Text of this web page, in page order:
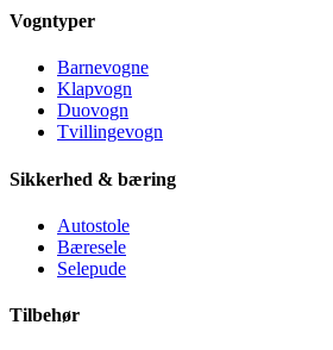
Vogntyper
Barnevogne
Klapvogn
Duovogn
Tvillingevogn
Sikkerhed & bæring
Autostole
Bæresele
Selepude
Tilbehør